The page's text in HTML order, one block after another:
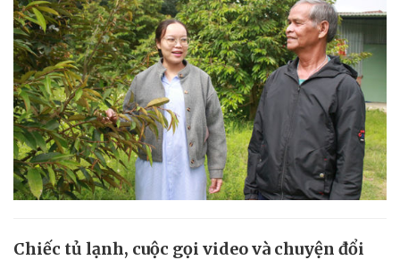
Chiếc tủ lạnh, cuộc gọi video và chuyện đổi